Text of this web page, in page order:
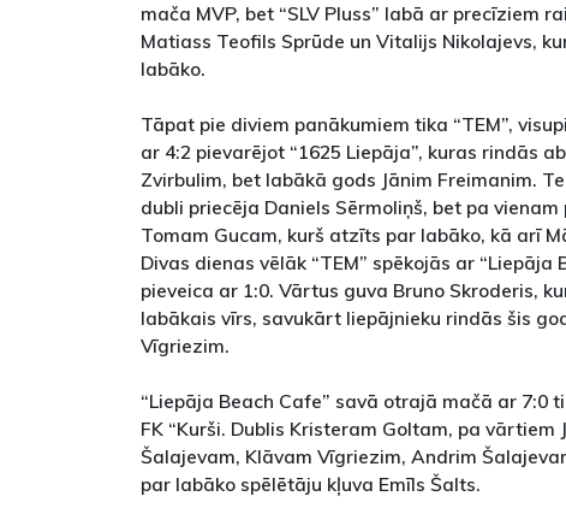
mača MVP, bet “SLV Pluss” labā ar precīziem
Matiass Teofils Sprūde un Vitalijs Nikolajevs,
labāko.
Tāpat pie diviem panākumiem tika “TEM”,
ar 4:2 pievarējot “1625 Liepāja”, kuras rindās
Zvirbulim, bet labākā gods Jānim Freimanim.
dubli priecēja Daniels Sērmoliņš, bet pa
Tomam Gucam, kurš atzīts par labāko, kā arī
Divas dienas vēlāk “TEM” spēkojās ar “Liepāja
pieveica ar 1:0. Vārtus guva Bruno Skroderis,
labākais vīrs, savukārt liepājnieku rindās šis
Vīgriezim.
“Liepāja Beach Cafe” savā otrajā mačā ar 7:0
FK “Kurši. Dublis Kristeram Goltam, pa vārtiem
Šalajevam, Klāvam Vīgriezim, Andrim
par labāko spēlētāju kļuva Emīls Šalts.